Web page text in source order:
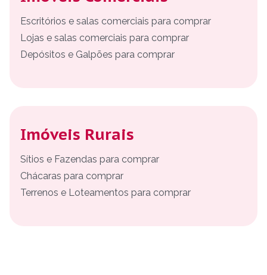
Escritórios e salas comerciais para comprar
Lojas e salas comerciais para comprar
Depósitos e Galpões para comprar
Imóveis Rurais
Sítios e Fazendas para comprar
Chácaras para comprar
Terrenos e Loteamentos para comprar